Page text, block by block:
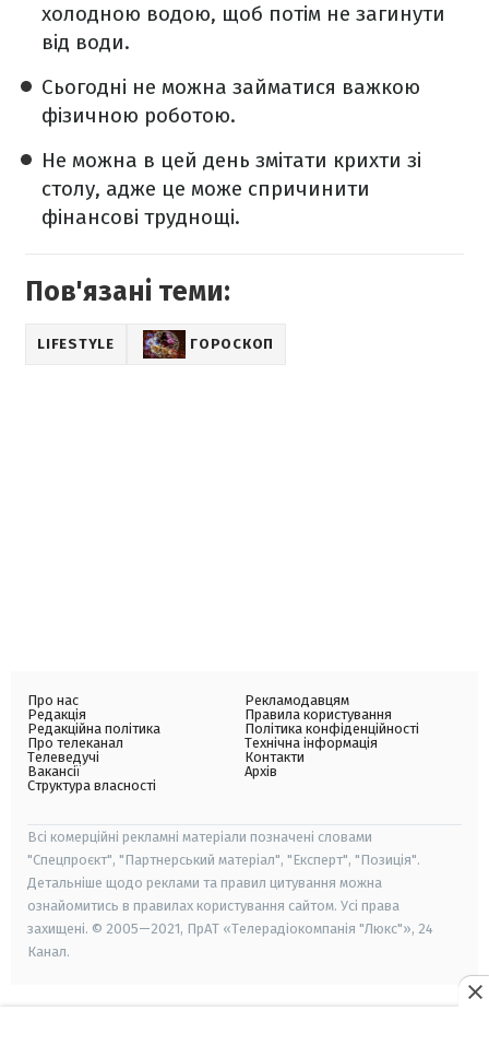
холодною водою, щоб потім не загинути
від води.
Сьогодні не можна займатися важкою
фізичною роботою.
Не можна в цей день змітати крихти зі
столу, адже це може спричинити
фінансові труднощі.
Пов'язані теми:
LIFESTYLE ГОРОСКОП
Про нас
Редакція
Редакційна політика
Про телеканал
Телеведучі
Вакансії
Структура власності
Рекламодавцям
Правила користування
Політика конфіденційності
Технічна інформація
Контакти
Архів
Всі комерційні рекламні матеріали позначені словами
"Спецпроєкт", "Партнерський матеріал", "Експерт", "Позиція".
Детальніше щодо реклами та правил цитування можна
ознайомитись в правилах користування сайтом. Усі права
захищені. © 2005—2021, ПрАТ «Телерадіокомпанія "Люкс"», 24
Канал.